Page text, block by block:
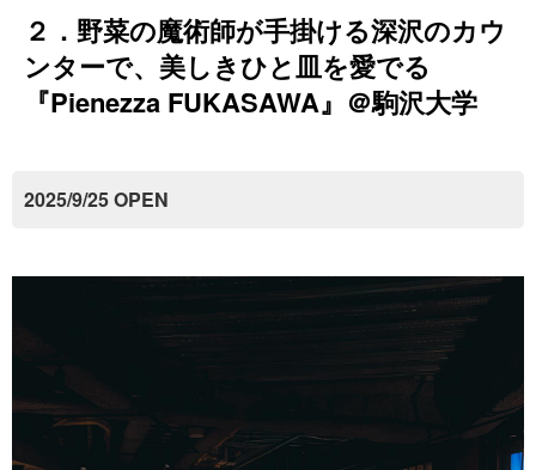
２．野菜の魔術師が手掛ける深沢のカウ
ンターで、美しきひと皿を愛でる
『Pienezza FUKASAWA』＠駒沢大学
2025/9/25 OPEN